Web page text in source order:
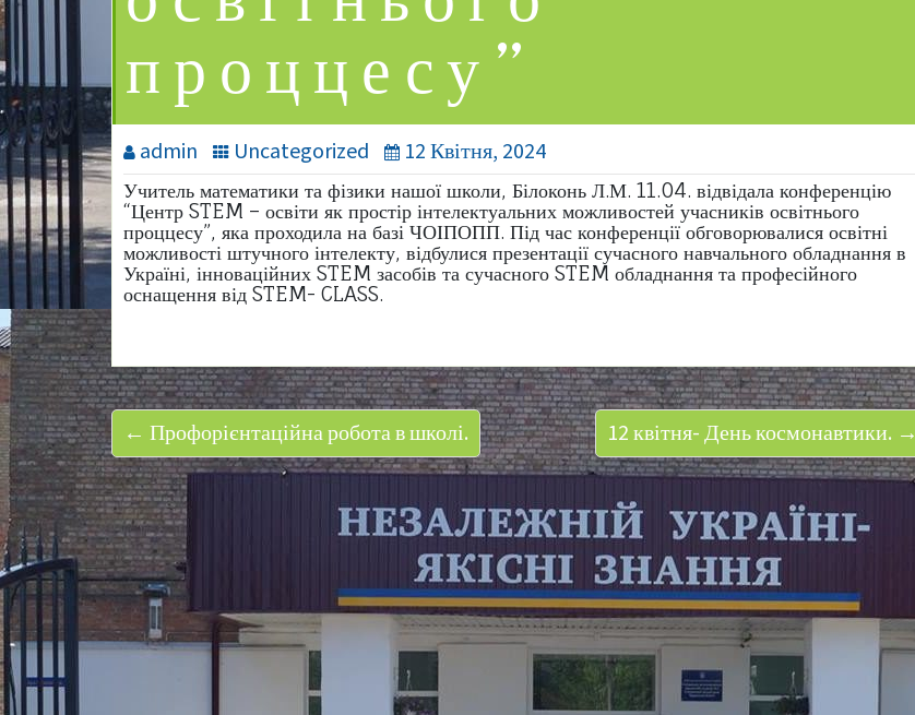
проццесу”
admin Uncategorized 12 Квітня, 2024
Учитель математики та фізики нашої школи, Білоконь Л.М. 11.04. відвідала конференцію
“Центр STEM – освіти як простір інтелектуальних можливостей учасників освітнього
проццесу”, яка проходила на базі ЧОІПОПП. Під час конференції обговорювалися освітні
можливості штучного інтелекту, відбулися презентації сучасного навчального обладнання в
Україні, інноваційних STEM засобів та сучасного STEM обладнання та професійного
оснащення від STEM- CLASS.
← Профорієнтаційна робота в школі. 12 квітня- День космонавтики. →